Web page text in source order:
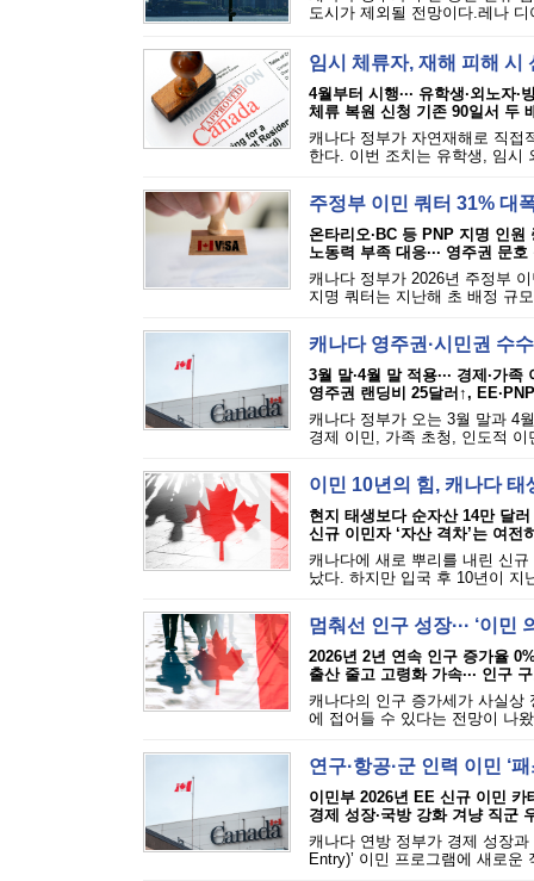
도시가 제외될 전망이다.레나
임시 체류자, 재해 피해 시
4월부터 시행··· 유학생·외노자·
체류 복원 신청 기존 90일서 두
캐나다 정부가 자연재해로 직접
한다. 이번 조치는 유학생, 임시
주정부 이민 쿼터 31% 대
온타리오·BC 등 PNP 지명 인원
노동력 부족 대응··· 영주권 문호
캐나다 정부가 2026년 주정부
지명 쿼터는 지난해 초 배정 규
캐나다 영주권·시민권 수
3월 말·4월 말 적용··· 경제·가
영주권 랜딩비 25달러↑,
캐나다 정부가 오는 3월 말과 4
경제 이민, 가족 초청, 인도적
이민 10년의 힘, 캐나다
현지 태생보다 순자산 14만 달
신규 이민자 ‘자산 격차’는 여전
캐나다에 새로 뿌리를 내린 신
났다. 하지만 입국 후 10년이 지
멈춰선 인구 성장··· ‘이민
2026년 2년 연속 인구 증가율
출산 줄고 고령화 가속··· 인구
캐나다의 인구 증가세가 사실상
에 접어들 수 있다는 전망이 나
연구·항공·군 인력 이민 ‘
이민부 2026년 EE 신규 이민 카
경제 성장·국방 강화 겨냥 직군
캐나다 연방 정부가 경제 성장
Entry)’ 이민 프로그램에 새로